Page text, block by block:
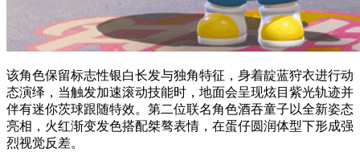
该角色保留标志性银白长发与独角特征，身着靛蓝狩衣进行动
态演绎，当触发加速滚动技能时，地面会呈现炫目紫光轨迹并
伴有迷你茨球跟随特效。第二位联名角色酒吞童子以全新姿态
亮相，火红渐变发色搭配桀骜表情，在蛋仔圆润体型下形成强
烈视觉反差。